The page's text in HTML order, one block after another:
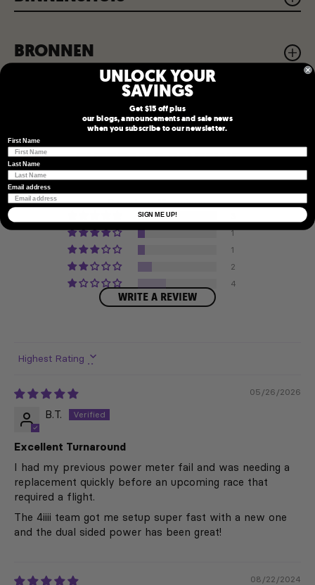
BINNEN TRAINEN
BRONNEN
CUSTOMER REVIEWS
Based on 11 reviews
1
1
2
4
WRITE A REVIEW
Sort by
05/26/2026
B.T.
Excellent Turnaround
I had my previous power meter fail and was needing a
replacement quickly before an upcoming race that
required a flight.
The 4iiii team got me setup super fast with a new one
and the dual sided power has been great!
08/22/2024
UNLOCK YOUR
SAVINGS
Get $15 off plus
our blogs, announcements and sale news
when you subscribe to our newsletter.
First Name
Last Name
Email address
SIGN ME UP!